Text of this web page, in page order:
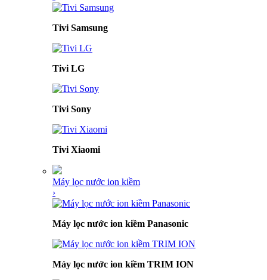
Tivi Samsung
Tivi LG
Tivi Sony
Tivi Xiaomi
Máy lọc nước ion kiềm
›
Máy lọc nước ion kiềm Panasonic
Máy lọc nước ion kiềm TRIM ION